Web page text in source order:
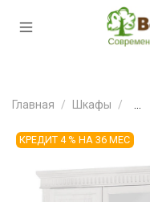
Главная Шкафы
КРЕДИТ 4 % НА 36 МЕС